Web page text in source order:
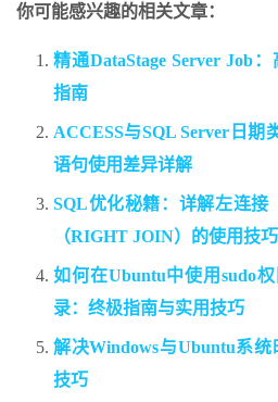
你可能感兴趣的相关文章：
精通DataStage Server Job
指南
ACCESS与SQL Server日
语句使用差异详解
SQL优化秘籍：详解左连
（RIGHT JOIN）的使用技
如何在Ubuntu中使用sudo
录：终极指南与实用技巧
解决Windows与Ubuntu系
技巧